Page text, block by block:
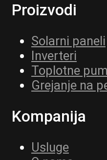
Proizvodi
Solarni paneli
Inverteri
Toplotne
Grejanje na
Kompanija
Usluge